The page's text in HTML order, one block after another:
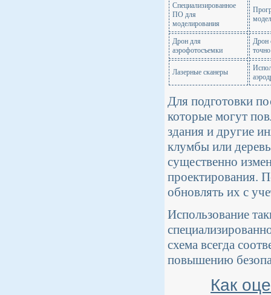
Специализированное
ПО для
моделирования
Дрон для
аэрофотосъемки
Дрон
Лазерные сканеры
Для подготовки
которые могут
здания и другие
клумбы или
существенно
проектирования.
обновлять их с
Использование
схема всегда
повышению
Как